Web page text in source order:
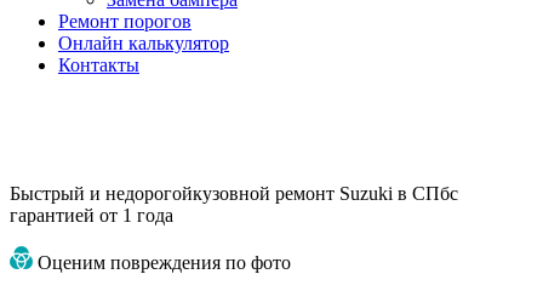
Ремонт порогов
Онлайн калькулятор
Контакты
Быстрый и недорогойкузовной ремонт Suzuki в СПбс
гарантией от 1 года
Оценим повреждения по фото